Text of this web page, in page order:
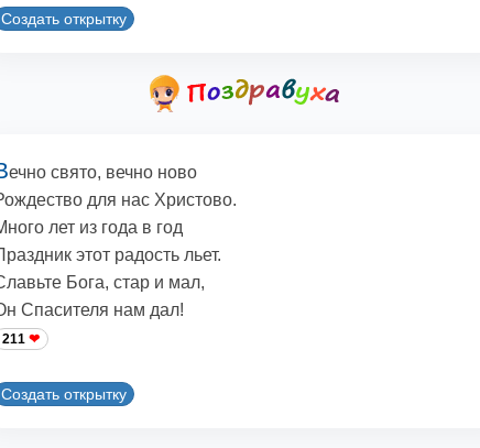
Создать открытку
ечно свято, вечно ново
для нас Христово.
лет из года в год
этот радость льет.
Бога, стар и мал,
Спасителя нам дал!
211
Создать открытку